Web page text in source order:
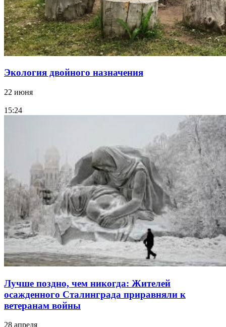
Экология двойного назначения
22 июня
15:24
Лучше поздно, чем никогда: Жителей
осажденного Сталинграда приравняли к
ветеранам войны
28 апреля